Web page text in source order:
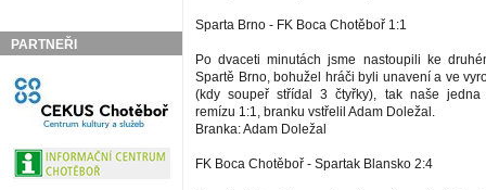
PARTNEŘI
Sparta Brno - FK Boca Chotěboř 1:1
Po dvaceti minutách jsme nastoupili ke
Spartě Brno, bohužel hráči byli unavení a ve
(kdy soupeř střídal 3 čtyřky), tak naše jedna
remízu 1:1, branku vstřelil Adam Doležal.
Branka: Adam Doležal
FK Boca Chotěboř - Spartak Blansko 2:4